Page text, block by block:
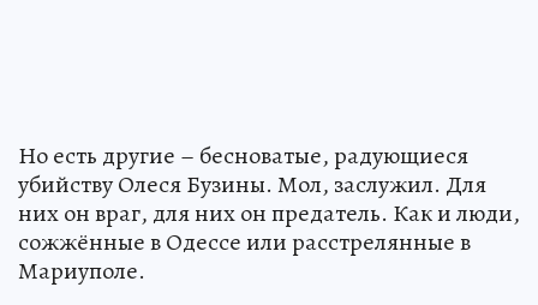
Но есть другие – бесноватые, радующиеся
убийству Олеся Бузины. Мол, заслужил. Для
них он враг, для них он предатель. Как и люди,
сожжённые в Одессе или расстрелянные в
Мариуполе.